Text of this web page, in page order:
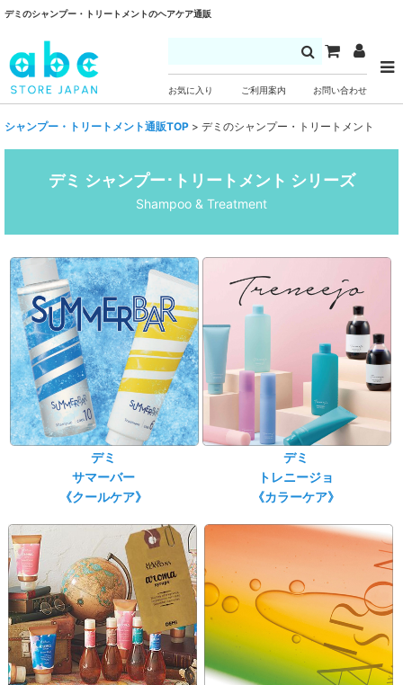
デミのシャンプー・トリートメントのヘアケア通販
お気に入り ご利用案内 お問い合わせ
シャンプー・トリートメント通販TOP > デミのシャンプー・トリートメント
デミ シャンプー･トリートメント シリーズ
Shampoo & Treatment
デミ
サマーバー
《クールケア》
デミ
トレニージョ
《カラーケア》